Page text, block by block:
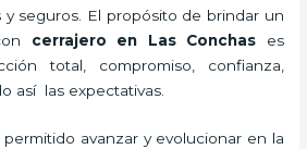
y seguros. El propósito de brindar un
cerrajero en Las Conchas es
total, compromiso, confianza,
así las expectativas.
avanzar y evolucionar en la